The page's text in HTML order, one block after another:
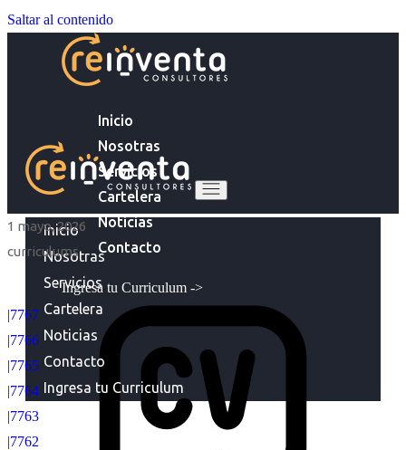
Saltar al contenido
Inicio
Nosotras
Servicios
Cartelera
Noticias
Contacto
Ingresa tu Curriculum ->
Inicio
Nosotras
Servicios
Cartelera
Noticias
Contacto
Ingresa tu Curriculum
1 mayo, 2026
curriculums
|7767
|7766
|7765
|7764
|7763
|7762